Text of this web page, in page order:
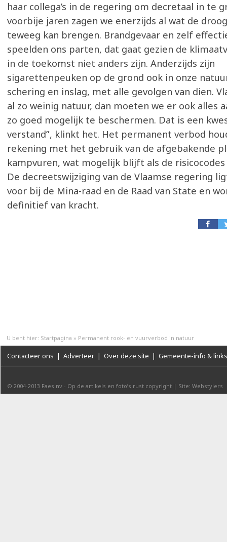
haar collega’s in de regering om decretaal in te
voorbije jaren zagen we enerzijds al wat de
teweeg kan brengen. Brandgevaar en zelf
speelden ons parten, dat gaat gezien de
in de toekomst niet anders zijn. Anderzijds zijn
sigarettenpeuken op de grond ook in onze
schering en inslag, met alle gevolgen van dien.
al zo weinig natuur, dan moeten we er ook alles
zo goed mogelijk te beschermen. Dat is een
verstand”, klinkt het. Het permanent verbod
rekening met het gebruik van de afgebakende
kampvuren, wat mogelijk blijft als de
De decreetswijziging van de Vlaamse regering
voor bij de Mina-raad en de Raad van State en
definitief van kracht.
U bent hier: Startpagina » Permanent rook- en vuurverbod in natuur
Contacteer ons | Adverteer | Over deze site | Gemeente-info & links
© 2004-2013 Faes nv - Op de artikels en foto’s rust copyright | Site: Webstylers